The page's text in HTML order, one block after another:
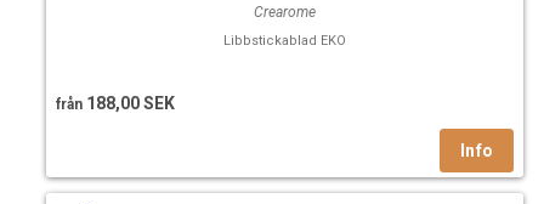
Crearome
Libbstickablad EKO
från 188,00 SEK